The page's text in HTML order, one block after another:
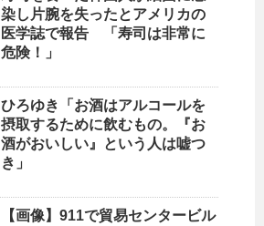
染し片腕を失ったとアメリカの
医学誌で報告 「寿司は非常に
危険！」
ひろゆき「お酒はアルコールを
摂取するために飲むもの。『お
酒がおいしい』という人は嘘つ
き」
【画像】911で貿易センタービル